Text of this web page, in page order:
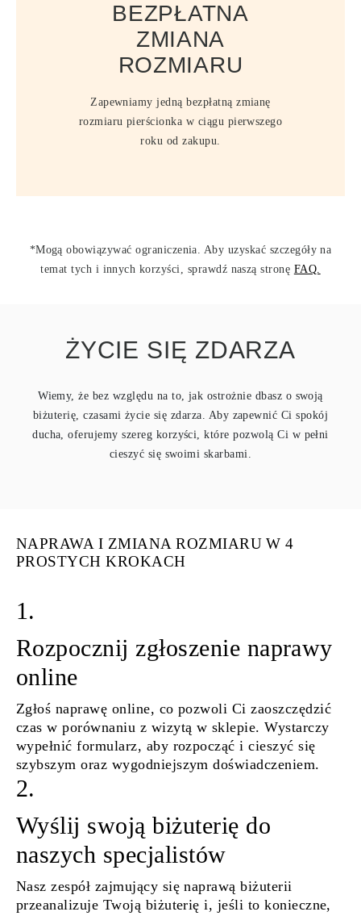
BEZPŁATNA
ZMIANA
ROZMIARU
Zapewniamy jedną bezpłatną zmianę
rozmiaru pierścionka w ciągu pierwszego
roku od zakupu.
*Mogą obowiązywać ograniczenia. Aby uzyskać szczegóły na
temat tych i innych korzyści, sprawdź naszą stronę FAQ.
ŻYCIE SIĘ ZDARZA
Wiemy, że bez względu na to, jak ostrożnie dbasz o swoją
biżuterię, czasami życie się zdarza. Aby zapewnić Ci spokój
ducha, oferujemy szereg korzyści, które pozwolą Ci w pełni
cieszyć się swoimi skarbami.
NAPRAWA I ZMIANA ROZMIARU W 4
PROSTYCH KROKACH
1.
Rozpocznij zgłoszenie naprawy
online
Zgłoś naprawę online, co pozwoli Ci zaoszczędzić
czas w porównaniu z wizytą w sklepie. Wystarczy
wypełnić formularz, aby rozpocząć i cieszyć się
szybszym oraz wygodniejszym doświadczeniem.
2.
Wyślij swoją biżuterię do
naszych specjalistów
Nasz zespół zajmujący się naprawą biżuterii
przeanalizuje Twoją biżuterię i, jeśli to konieczne,